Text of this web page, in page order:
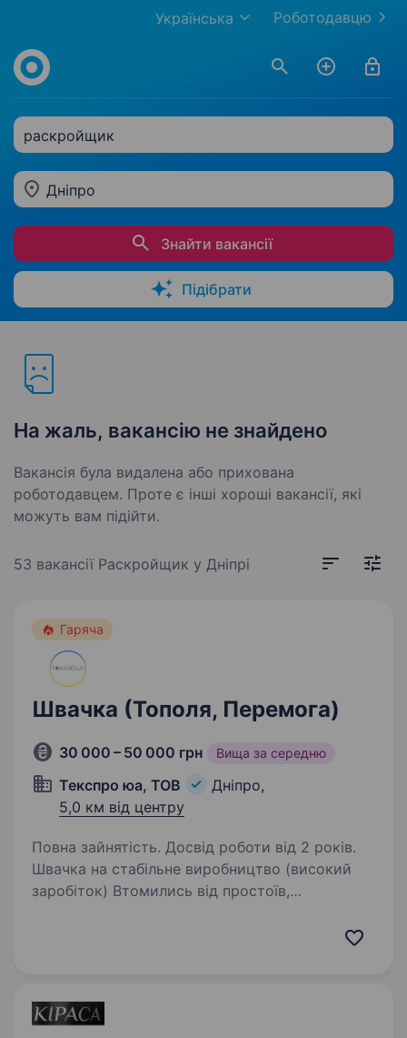
Роботодавцю
Українська
раскройщик
Дніпро
Знайти вакансії
Підібрати
На жаль, вакансію не знайдено
Вакансія була видалена або прихована
роботодавцем. Проте є інші хороші вакансії, які
можуть вам підійти.
53 вакансії Раскройщик у Дніпрі
Гаряча
Швачка (Тополя, Перемога)
30 000 – 50 000 грн Вища за середню
Текспро юа, ТОВ
Дніпро,
5,0 км від центру
Повна зайнятість. Досвід роботи від 2 років.
Швачка на стабільне виробництво (високий
заробіток) Втомились від простоїв,